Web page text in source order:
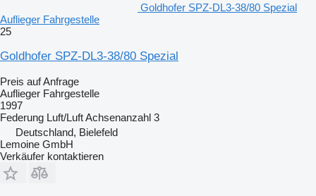
Goldhofer SPZ-DL3-38/80 Spezial
Auflieger Fahrgestelle
25
Goldhofer SPZ-DL3-38/80 Spezial
Preis auf Anfrage
Auflieger Fahrgestelle
1997
Federung Luft/LuftAchsenanzahl 3
Deutschland, Bielefeld
Lemoine GmbH
Verkäufer kontaktieren